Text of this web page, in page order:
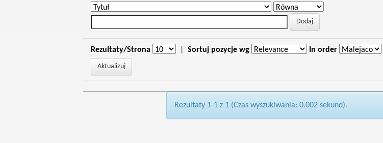
Rezultaty/Strona Sortuj pozycje wg In order
Rezultaty 1-1 z 1 (Czas wyszukiwania: 0.002 sekund).